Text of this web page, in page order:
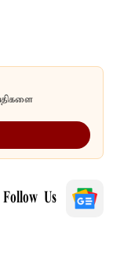
Follow Us